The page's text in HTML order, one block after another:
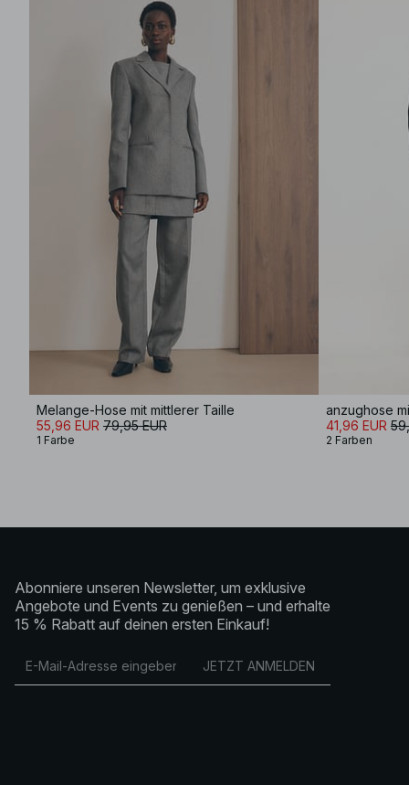
Melange-Hose mit mittlerer Taille
55,96 EUR 79,95 EUR
1 Farbe
anzughose
41,96 EUR
2 Farben
Abonniere unseren Newsletter, um exklusive
Angebote und Events zu genießen – und erhalte
15 % Rabatt auf deinen ersten Einkauf!
JETZT ANMELDEN